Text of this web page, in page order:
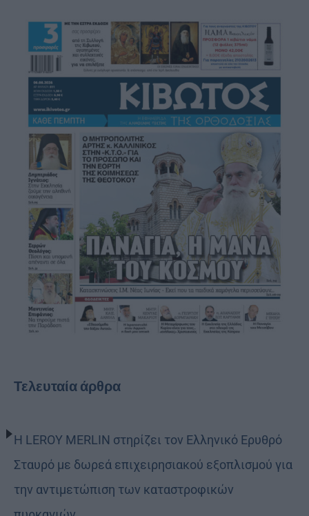
Τελευταία άρθρα
Η LEROY MERLIN στηρίζει τον Ελληνικό Ερυθρό
Σταυρό με δωρεά επιχειρησιακού εξοπλισμού για
την αντιμετώπιση των καταστροφικών